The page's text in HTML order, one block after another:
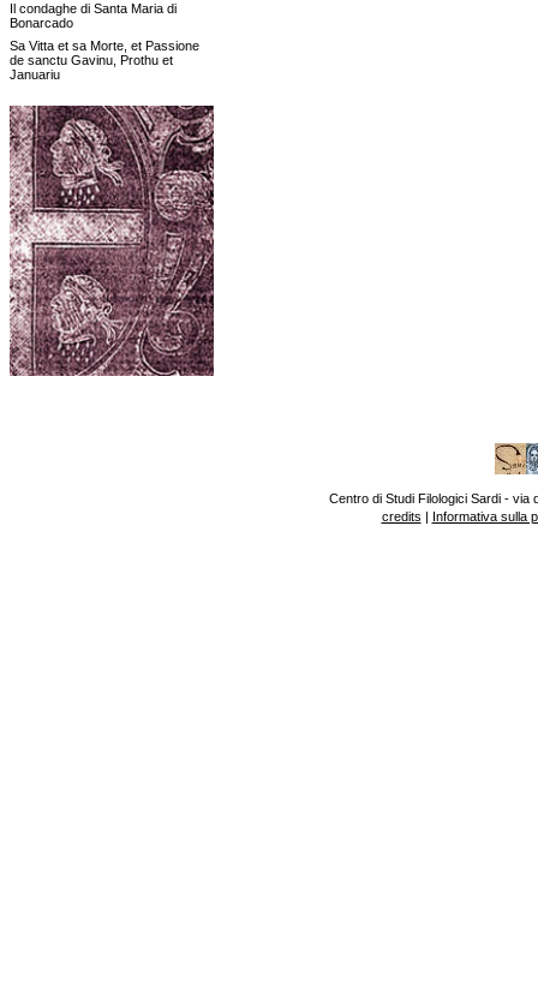
Il condaghe di Santa Maria di
Bonarcado
Sa Vitta et sa Morte, et Passione
de sanctu Gavinu, Prothu et
Januariu
Centro di Studi Filologici Sardi - via
credits | Informativa sulla